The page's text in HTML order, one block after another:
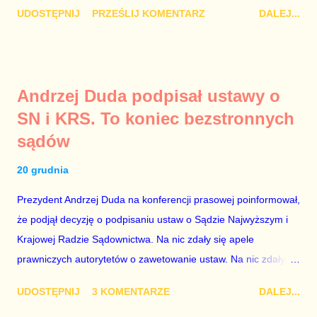
polityków PO na ten temat. Pokazanie kilkunastu przypadków
PiS, a następnie uzyskują stanowiska w spółkach Skarbu
Państwa ze względu na to, że partia PiS obsadziła zarządy
tych spółek i wymienia profesjonalistów na kadry partyjne.
które zawsze może się zdarzyć, a polegającym na tym, że
osoba z kwalifikacjami wpłaca na partię polityczną, a następnie
obejmuje prace w spółce, która jest zarządzana pośrednio
przez ta partię. Przeciwnie. Przedstawienie pierwszej gr...
UDOSTĘPNIJ PRZEŚLIJ KOMENTARZ DALEJ...
Andrzej Duda podpisał ustawy o
SN i KRS. To koniec bezstronnych
sądów
20 grudnia
Prezydent Andrzej Duda na konferencji prasowej poinformował,
że podjął decyzję o podpisaniu ustaw o Sądzie Najwyższym i
Krajowej Radzie Sądownictwa. Na nic zdały się apele
prawniczych autorytetów o zawetowanie ustaw. Na nic zdały
ostatecznie zniszczy niezależność sądów od woli polityków. To
UDOSTĘPNIJ 3 KOMENTARZE DALEJ...